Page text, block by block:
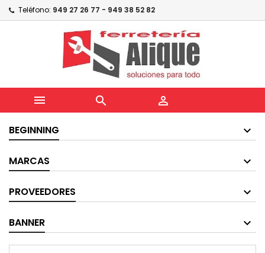
Teléfono: 949 27 26 77 - 949 38 52 82
  
BEGINNING
MARCAS
PROVEEDORES
BANNER